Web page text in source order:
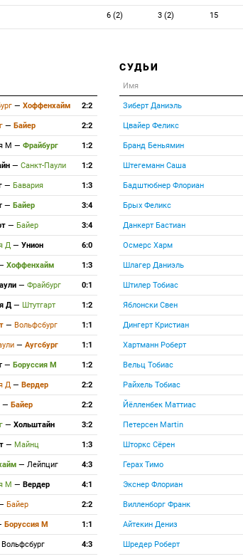
6 (2) 3 (2) 15
— Хоффенхайм 2:2
— Байер 2:2
М — Фрайбург 1:2
— Санкт-Паули 1:2
— Бавария 1:3
— Байер 3:4
— Байер 3:4
Д — Унион 6:0
Хоффенхайм 1:3
— Фрайбург 0:1
Д — Штутгарт 1:2
— Вольфсбург 1:1
— Аугсбург 1:1
— Боруссия М 1:2
Д — Вердер 2:2
— Байер 2:2
— Хольштайн 3:2
— Майнц 1:3
— Лейпциг 4:3
М — Вердер 4:1
Байер 2:2
Боруссия М 1:1
Вольфсбург 4:3
СУДЬИ
Имя
Зиберт Даниэль
Цвайер Феликс
Бранд Беньямин
Штегеманн Саша
Бадштюбнер Флориан
Брых Феликс
Данкерт Бастиан
Осмерс Харм
Шлагер Даниэль
Штилер Тобиас
Яблонски Свен
Дингерт Кристиан
Хартманн Роберт
Вельц Тобиас
Райхель Тобиас
Йёлленбек Маттиас
Петерсен Martin
Шторкс Сёрен
Герах Тимо
Экснер Флориан
Вилленборг Франк
Айтекин Дениз
Шредер Роберт